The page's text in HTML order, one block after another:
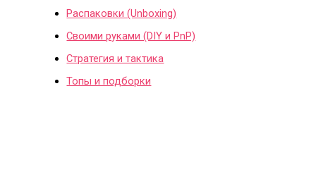
Распаковки (Unboxing)
Своими руками (DIY и PnP)
Стратегия и тактика
Топы и подборки